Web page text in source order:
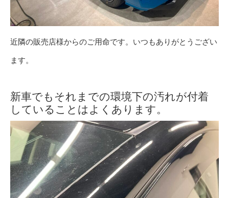
近隣の販売店様からのご用命です。いつもありがとうござい
ます。
新車でもそれまでの環境下の汚れが付着
していることはよくあります。